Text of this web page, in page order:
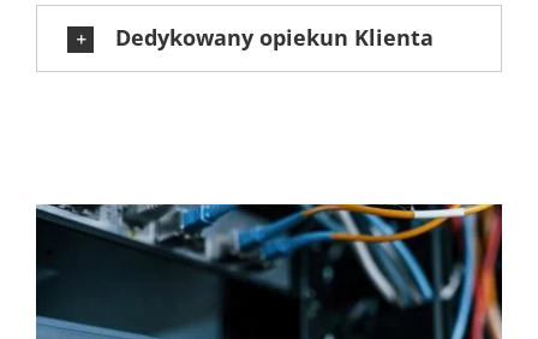
Dedykowany opiekun Klienta